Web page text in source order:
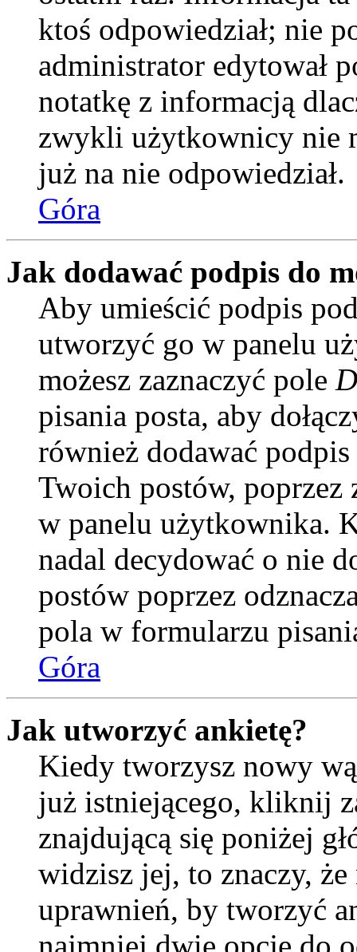
ktoś odpowiedział; nie
administrator edytował
notatkę z informacją
zwykli użytkownicy nie
już na nie odpowiedział.
Góra
Jak dodawać podpis do
Aby umieścić podpis
utworzyć go w panelu
możesz zaznaczyć pole
pisania posta, aby
również dodawać
Twoich postów, poprzez
w panelu użytkownika.
nadal decydować o nie
postów poprzez
pola w formularzu
Góra
Jak utworzyć ankietę?
Kiedy tworzysz nowy
już istniejącego, kliknij
znajdującą się poniżej
widzisz jej, to znaczy,
uprawnień, by tworzyć
najmniej dwie opcje do